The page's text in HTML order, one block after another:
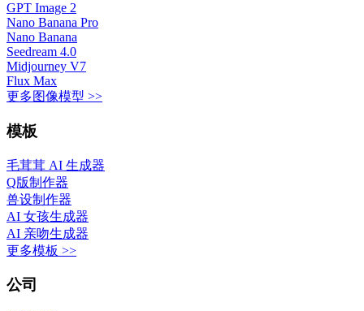
GPT Image 2
Nano Banana Pro
Nano Banana
Seedream 4.0
Midjourney V7
Flux Max
更多图像模型 >>
模板
毛茸茸 AI 生成器
Q版制作器
兽设制作器
AI 女孩生成器
AI 亲吻生成器
更多模板 >>
公司